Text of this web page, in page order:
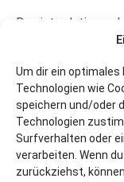
Um dir ein optimales
Technologien wie
speichern und/oder
Technologien
Surfverhalten oder
verarbeiten. Wenn
zurückziehst,
Das ist relativ
einem
einem Buch vom
interessante
Empfehlung oder
Von allem ein